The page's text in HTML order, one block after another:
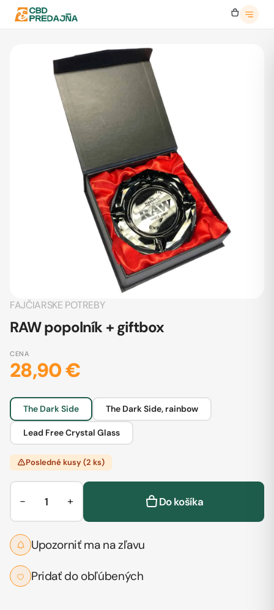
FAJČIARSKE POTREBY
RAW popolník + giftbox
CENA
28,90 €
The Dark Side The Dark Side, rainbow
Lead Free Crystal Glass
Posledné kusy (2 ks)
− + Do košíka
Upozorniť ma na zľavu
Pridať do obľúbených